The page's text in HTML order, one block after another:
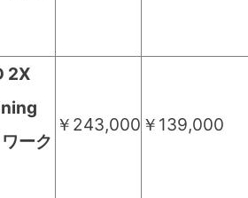
2X
ーク
￥243,000 ￥139,000